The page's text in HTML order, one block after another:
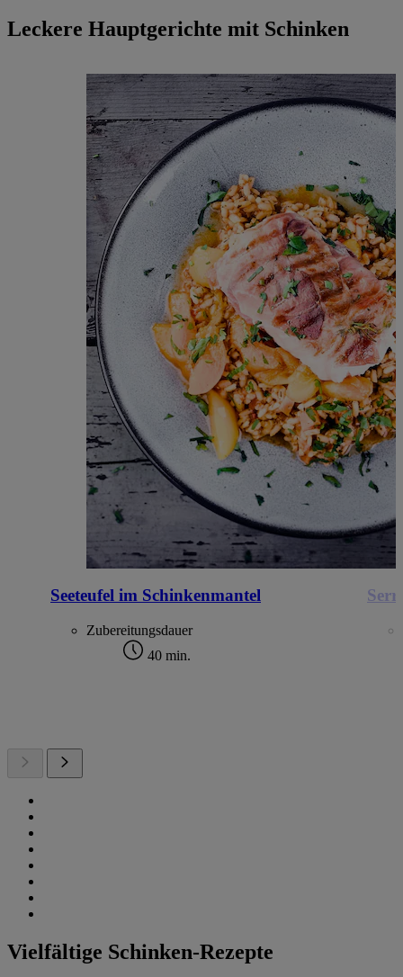
Leckere Hauptgerichte mit Schinken
Seeteufel im Schinkenmantel
Zubereitungsdauer
40 min.
Vielfältige Schinken-Rezepte